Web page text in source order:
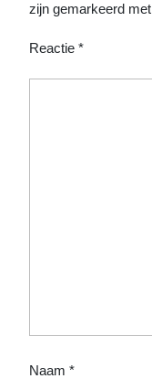
zijn gemarkeerd met
Reactie *
Naam *